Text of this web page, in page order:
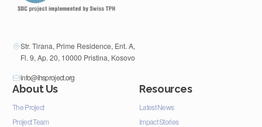
Str. Tirana, Prime Residence, Ent. A,
Fl. 9, Ap. 20, 10000 Pristina, Kosovo
info@ihsproject.org
About Us
The Project
Project Team
Resources
Latest News
Impact Stories